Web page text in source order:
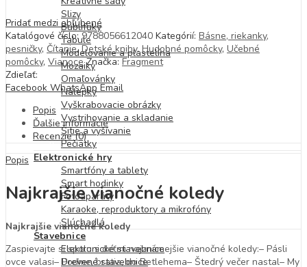
Slizy
Bublifuky
Tabule
Modelovanie a plastelína
Mozaiky
Omaľovánky
Nálepky
Vyškrabovacie obrázky
Vystrihovanie a skladanie
Šitie a vyšívanie
Pečiatky
Elektronické hry
Smartfóny a tablety
Smart hodinky
Fotoaparáty
Karaoke, reproduktory a mikrofóny
Slúchadlá
Stavebnice
Elektronické stavebnice
Drevené stavebnice
Pridať medzi obľúbené
Katalógové číslo:9788056612040 Kategórií: Básne, riekanky,
pesničky, Čítanie,Detské knihy,Hudobné pomôcky, Učebné
pomôcky, Vianoce Značka:Fragment
Zdieľať:
Facebook WhatsApp Email
Popis
Ďalšie informácie
Recenzie (0)
Popis
Najkrajšie vianočné koledy
Najkrajšie vianočné koledy
Zaspievajte si spolu s deťmi najznámejšie vianočné koledy:– Pásli
ovce valasi– Poďme, bratia, do Betlehema– Štedrý večer nastal– My